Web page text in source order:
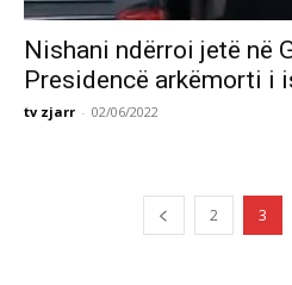
Nishani ndërroi jetë në
Presidencë arkëmorti i
tv zjarr - 02/06/2022
2 3